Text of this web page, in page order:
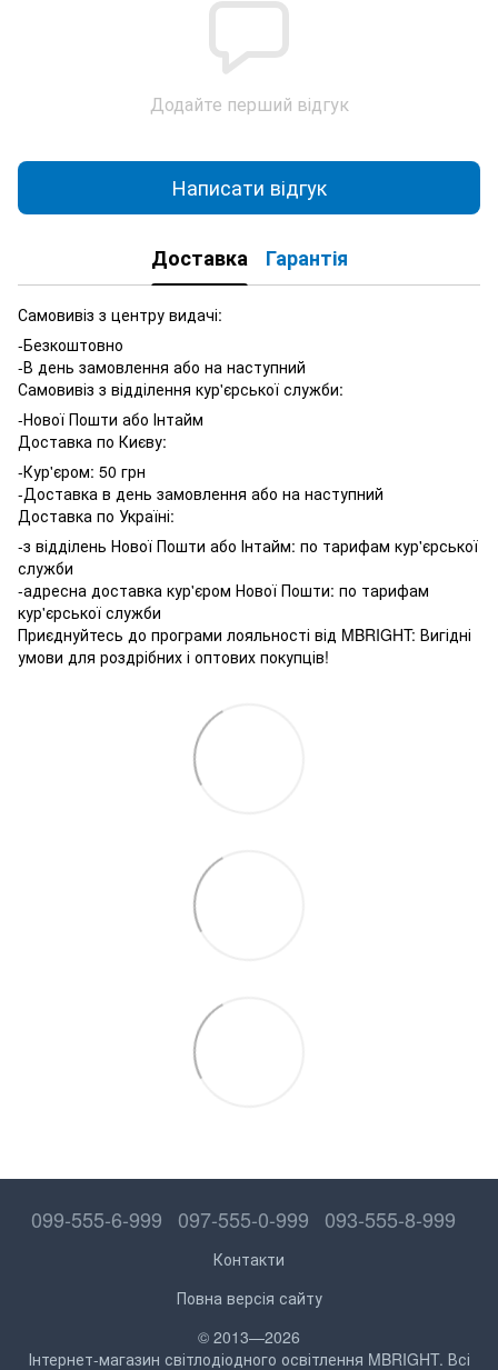
Додайте перший відгук
Написати відгук
Доставка Гарантія
Самовивіз з центру видачі:
-Безкоштовно
-В день замовлення або на наступний
Самовивіз з відділення кур'єрської служби:
-Нової Пошти або Інтайм
Доставка по Києву:
-Кур'єром: 50 грн
-Доставка в день замовлення або на наступний
Доставка по Україні:
-з відділень Нової Пошти або Інтайм: по тарифам кур'єрської
служби
-адресна доставка кур'єром Нової Пошти: по тарифам
кур'єрської служби
Приєднуйтесь до програми лояльності від MBRIGHT: Вигідні
умови для роздрібних і оптових покупців!
099-555-6-999 097-555-0-999 093-555-8-999
Контакти
Повна версія сайту
© 2013—2026
Інтернет-магазин світлодіодного освітлення MBRIGHT. Всі